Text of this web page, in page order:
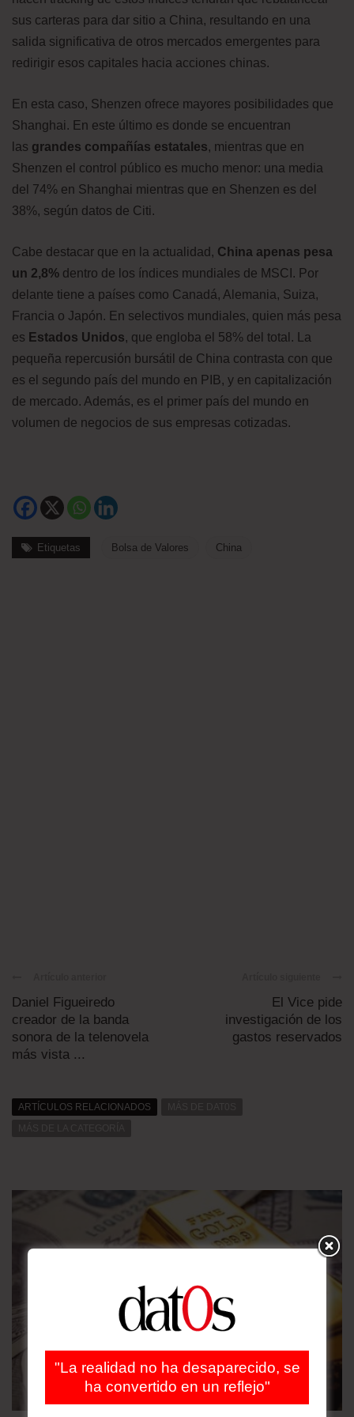
sus carteras para dar sitio a China, resultando en una
salida significativa de otros mercados emergentes para
redirigir esos capitales hacia acciones chinas.
En esta caso, Shenzen ofrece mayores posibilidades que
Shanghai. En este último es donde se encuentran
las grandes compañías estatales, mientras que en
Shenzen el control público es mucho menor: una media
del 74% en Shanghai mientras que en Shenzen es del
38%, según datos de Citi.
Cabe destacar que en la actualidad, China apenas pesa
un 2,8% dentro de los índices mundiales de MSCI. Por
delante tiene a países como Canadá, Alemania, Suiza,
Francia o Japón. En selectivos mundiales, quien más pesa
es Estados Unidos, que engloba el 58% del total. La
pequeña repercusión bursátil de China contrasta con que
es el segundo país del mundo en PIB, y en capitalización
de mercado. Además, es el primer país del mundo en
volumen de negocios de sus empresas cotizadas.
Etiquetas Bolsa de Valores China
Daniel Figueiredo
creador de la banda
sonora de la telenovela
más vista ...
El Vice pide
investigación de los
gastos reservados
ARTÍCULOS RELACIONADOS
"La realidad no ha desaparecido, se
ha convertido en un reflejo"